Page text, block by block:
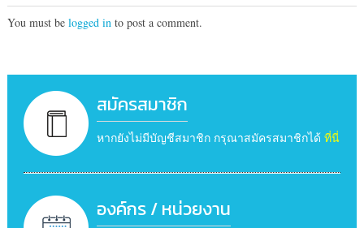
You must be logged in to post a comment.
สมัครสมาชิก
หากยังไม่มีบัญชีสมาชิก กรุณาสมัครสมาชิกได้ ที่นี่
องค์กร / หน่วยงาน